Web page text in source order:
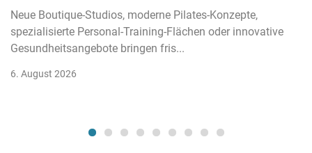
Neue Boutique-Studios, moderne Pilates-Konzepte,
spezialisierte Personal-Training-Flächen oder innovative
Gesundheitsangebote bringen fris...
6. August 2026